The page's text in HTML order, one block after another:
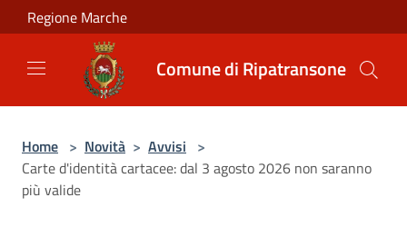
Salta al contenuto principale
Regione Marche
Comune di Ripatransone
Home > Novità > Avvisi >
Carte d'identità cartacee: dal 3 agosto 2026 non saranno
più valide